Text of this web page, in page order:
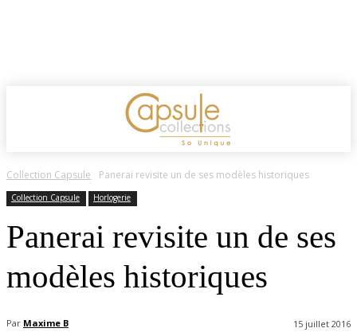
Collection Capsule Panerai revisite un de ses modèles historiques
Collection Capsule Horlogerie
Panerai revisite un de ses
modèles historiques
Par Maxime B 15 juillet 2016